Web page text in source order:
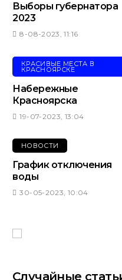
Выборы губернатора
2023
8-08-2023, 11:16
КРАСИВЫЕ МЕСТА В
КРАСНОЯРСКЕ
Набережные
Красноярска
19-07-2023, 13:04
НОВОСТИ
График отключения
воды
30-05-2023, 10:04
Случайные